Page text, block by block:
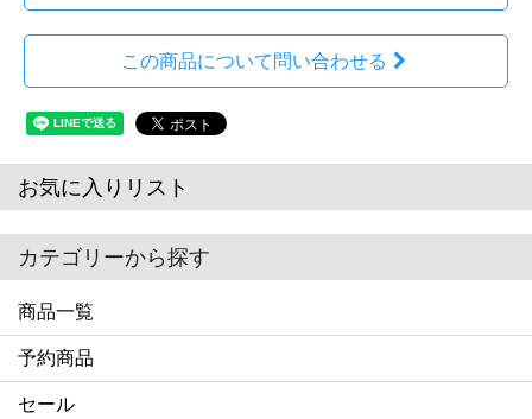
この商品について問い合わせる
お気に入りリスト
カテゴリーから探す
商品一覧
予約商品
セール